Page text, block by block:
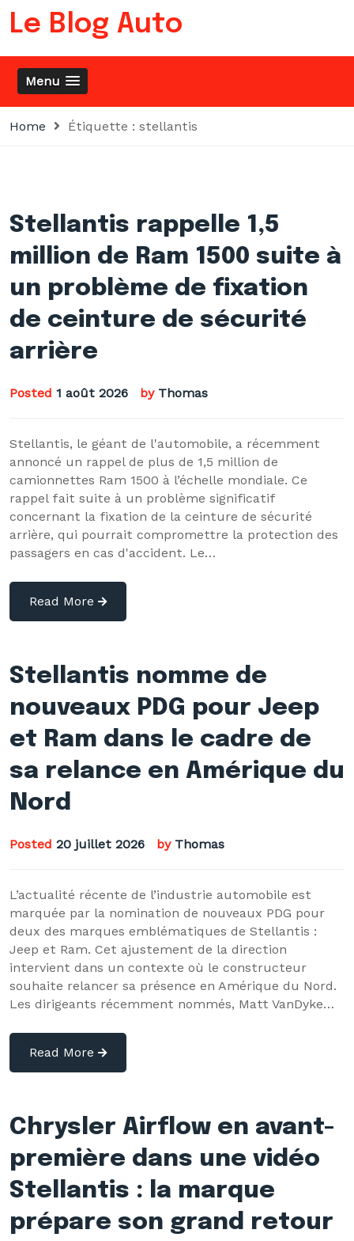
Skip
Le Blog Auto
Menu
Home Étiquette : stellantis
Stellantis rappelle 1,5
million de Ram 1500 suite à
un problème de fixation
de ceinture de sécurité
arrière
Posted 1 août 2026 by Thomas
Stellantis, le géant de l'automobile, a récemment
annoncé un rappel de plus de 1,5 million de
camionnettes Ram 1500 à l’échelle mondiale. Ce
rappel fait suite à un problème significatif
concernant la fixation de la ceinture de sécurité
arrière, qui pourrait compromettre la protection des
passagers en cas d'accident. Le…
Read More
Stellantis nomme de
nouveaux PDG pour Jeep
et Ram dans le cadre de
sa relance en Amérique du
Nord
Posted 20 juillet 2026 by Thomas
L’actualité récente de l’industrie automobile est
marquée par la nomination de nouveaux PDG pour
deux des marques emblématiques de Stellantis :
Jeep et Ram. Cet ajustement de la direction
intervient dans un contexte où le constructeur
souhaite relancer sa présence en Amérique du Nord.
Les dirigeants récemment nommés, Matt VanDyke…
Read More
Chrysler Airflow en avant-
première dans une vidéo
Stellantis : la marque
prépare son grand retour